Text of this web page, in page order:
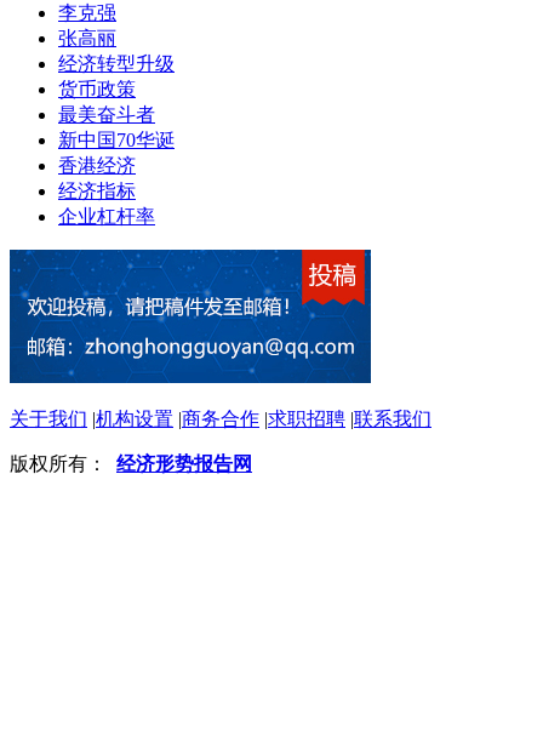
李克强
张高丽
经济转型升级
货币政策
最美奋斗者
新中国70华诞
香港经济
经济指标
企业杠杆率
关于我们 |机构设置 |商务合作 |求职招聘 |联系我们
版权所有： 经济形势报告网